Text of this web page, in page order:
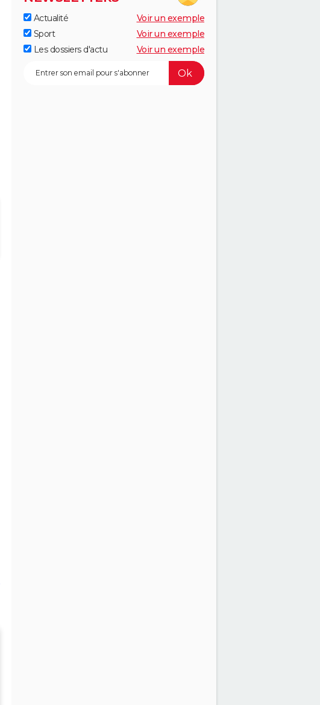
Actualité
Voir un exemple
Sport
Voir un exemple
Les dossiers d'actu
Voir un exemple